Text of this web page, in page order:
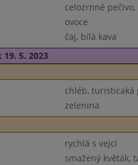
celozrnné pečivo,
ovoce
čaj, bílá kava
19. 5. 2023
chléb, turisticaká
zelenina
rychlá s vejci
smažený květák,